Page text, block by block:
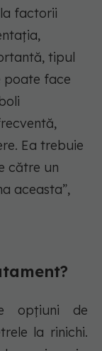
factorii
tipul
poate face
Ea trebuie
către un
aceasta”,
opțiuni de
la rinichi.